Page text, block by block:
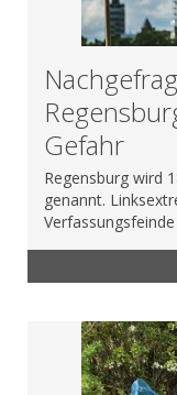
Gefahr
Regensburg wird
genannt.